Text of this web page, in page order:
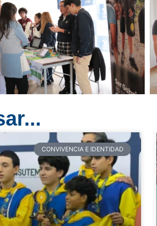
CONVIVENCIA E IDENTIDAD